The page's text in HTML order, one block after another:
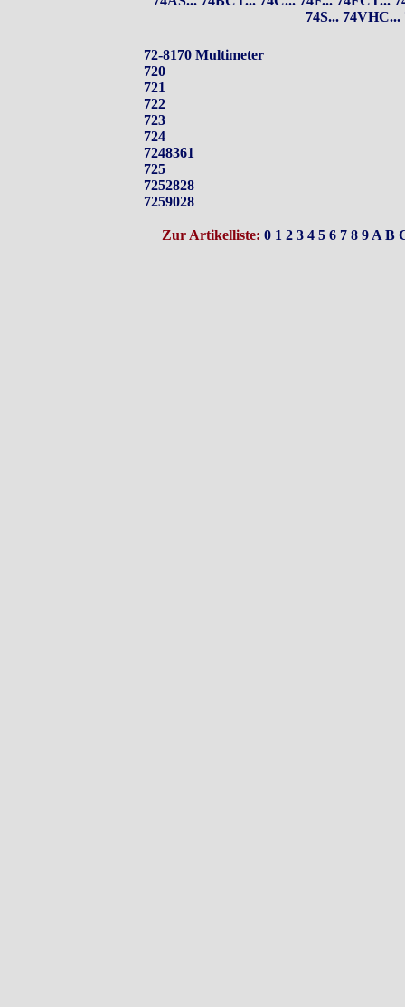
74S... 74VHC...
72-8170 Multimeter
720
721
722
723
724
7248361
725
7252828
7259028
Zur Artikelliste: 0 1 2 3 4 5 6 7 8 9 A B